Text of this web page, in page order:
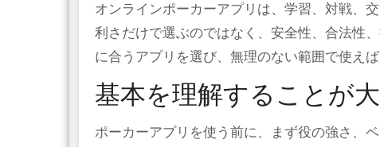
オンラインポーカーアプリは、学習、対戦、
利さだけで選ぶのではなく、安全性、合法性
に合うアプリを選び、無理のない範囲で使え
基本を理解することが
ポーカーアプリを使う前に、まず役の強さ、